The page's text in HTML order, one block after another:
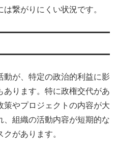
繋がりにくい状況です。
動が、特定の政治的利益に影
ります。特に政権交代があ
策やプロジェクトの内容が大
、組織の活動内容が短期的な
があります。